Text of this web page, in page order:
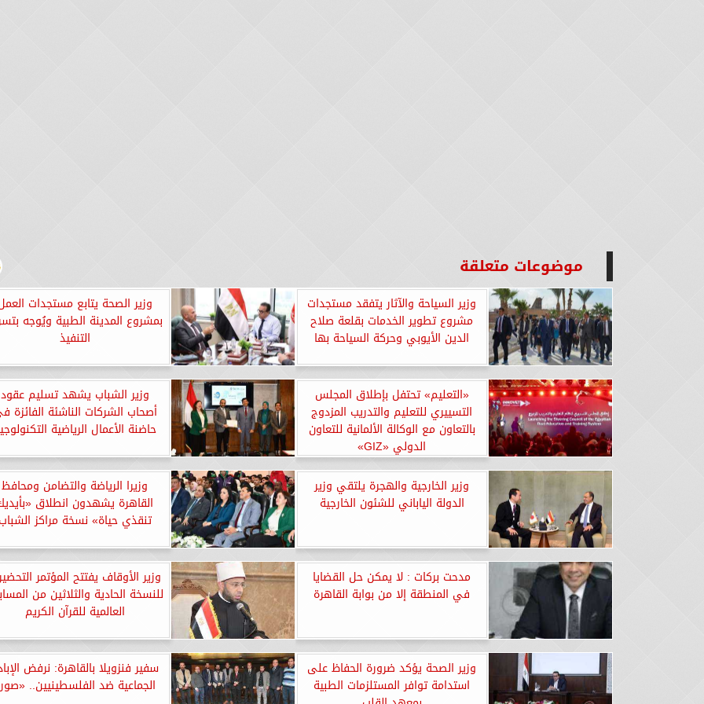
موضوعات متعلقة
وزير السياحة والآثار يتفقد مستجدات
مشروع تطوير الخدمات بقلعة صلاح
الدين الأيوبي وحركة السياحة بها
وزير الصحة يتابع مستجدات
بمشروع المدينة الطبية ويُوجه
التنفيذ
«التعليم» تحتفل بإطلاق المجلس
التسييري للتعليم والتدريب المزدوج
بالتعاون مع الوكالة الألمانية للتعاون
الدولي «GIZ»
وزير الشباب يشهد تسليم عقود
أصحاب الشركات الناشئة الفائزة
حاضنة الأعمال الرياضية
وزير الخارجية والهجرة يلتقي وزير
الدولة الياباني للشئون الخارجية
وزيرا الرياضة والتضامن ومحافظ
القاهرة يشهدون انطلاق
تنقذي حياة» نسخة مراكز
مدحت بركات : لا يمكن حل القضايا
في المنطقة إلا من بوابة القاهرة
وزير الأوقاف يفتتح المؤتمر
للنسخة الحادية والثلاثين من
العالمية للقرآن الكريم
وزير الصحة يؤكد ضرورة الحفاظ على
استدامة توافر المستلزمات الطبية
سفير فنزويلا بالقاهرة: نرفض
الجماعية ضد الفلسطينيين..